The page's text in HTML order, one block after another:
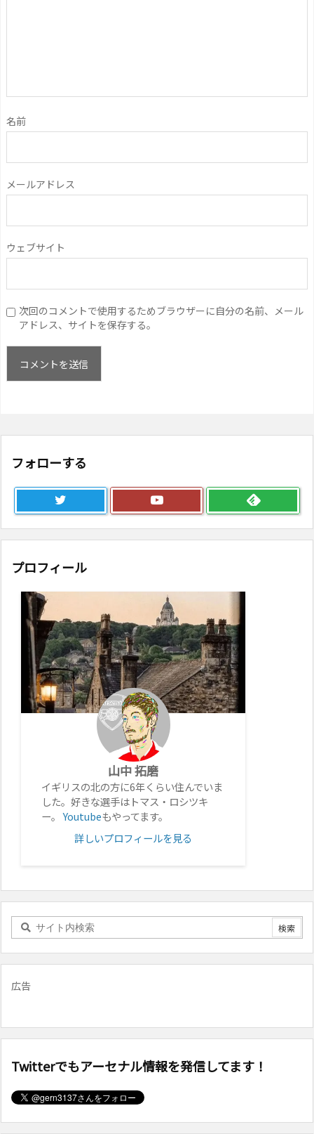
名前
メールアドレス
ウェブサイト
次回のコメントで使用するためブラウザーに自分の名前、メール
アドレス、サイトを保存する。
フォローする
プロフィール
山中 拓磨
イギリスの北の方に6年くらい住んでいま
した。好きな選手はトマス・ロシツキ
ー。Youtubeもやってます。
詳しいプロフィールを見る
広告
Twitterでもアーセナル情報を発信してます！